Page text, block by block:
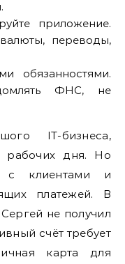
приложение.
переводы,
обязанностями.
ФНС, не
IT-бизнеса,
рабочих дня. Но
с клиентами и
платежей. В
не получил
счёт требует
карта для